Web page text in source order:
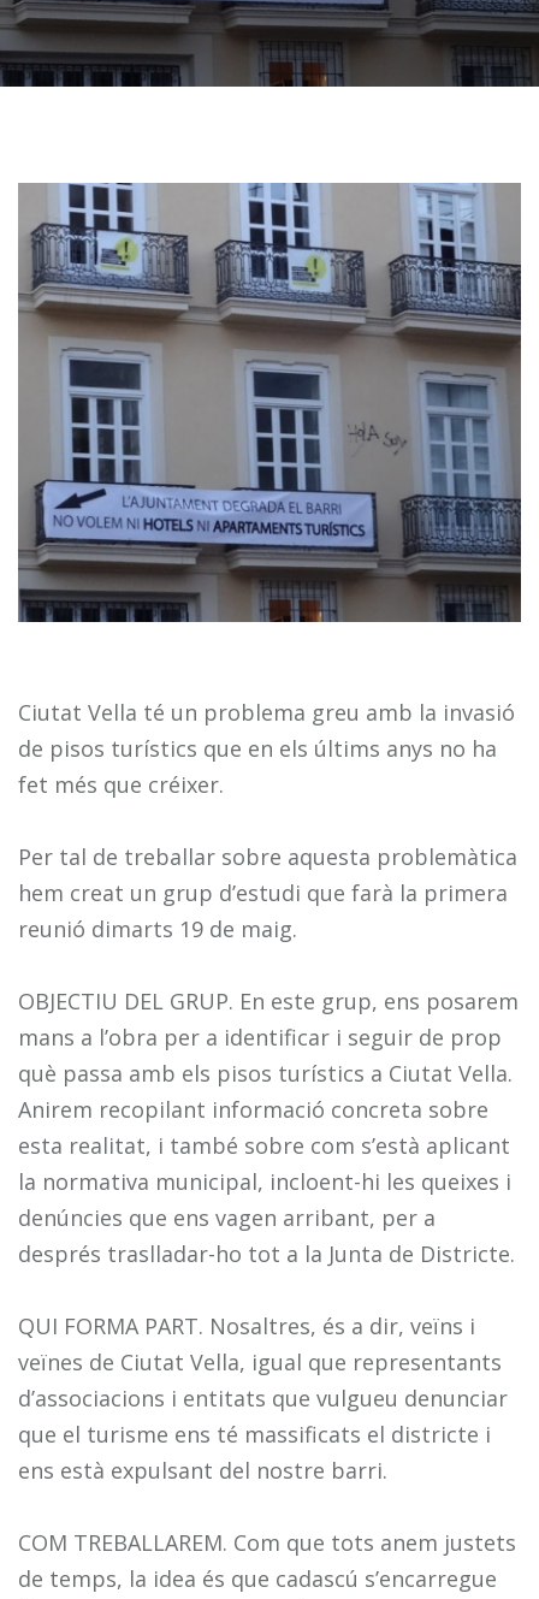
Ciutat Vella té un problema greu amb la invasió
de pisos turístics que en els últims anys no ha
fet més que créixer.
Per tal de treballar sobre aquesta problemàtica
hem creat un grup d’estudi que farà la primera
reunió dimarts 19 de maig.
OBJECTIU DEL GRUP. En este grup, ens posarem
mans a l’obra per a identificar i seguir de prop
què passa amb els pisos turístics a Ciutat Vella.
Anirem recopilant informació concreta sobre
esta realitat, i també sobre com s’està aplicant
la normativa municipal, incloent-hi les queixes i
denúncies que ens vagen arribant, per a
després traslladar-ho tot a la Junta de Districte.
QUI FORMA PART. Nosaltres, és a dir, veïns i
veïnes de Ciutat Vella, igual que representants
d’associacions i entitats que vulgueu denunciar
que el turisme ens té massificats el districte i
ens està expulsant del nostre barri.
COM TREBALLAREM. Com que tots anem justets
de temps, la idea és que cadascú s’encarregue